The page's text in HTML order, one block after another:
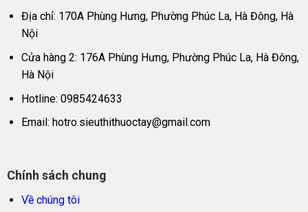
Địa chỉ: 170A Phùng Hưng, Phường Phúc La, Hà Đông, Hà
Nội
Cửa hàng 2: 176A Phùng Hưng, Phường Phúc La, Hà Đông,
Hà Nội
Hotline: 0985424633
Email: hotro.sieuthithuoctay@gmail.com
Chính sách chung
Về chúng tôi